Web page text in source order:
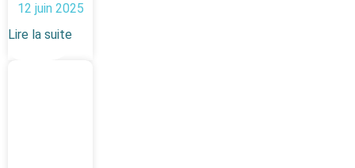
12 juin 2025
Lire la suite